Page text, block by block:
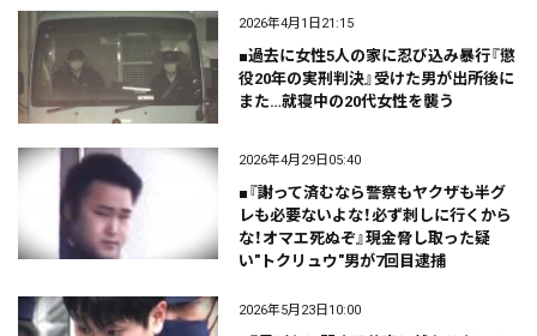
2026年4月1日21:15
■過去に女性5人の家に忍び込み暴行『懲
役20年の実刑判決』受けた男が出所後に
また…就寝中の20代女性を襲う
2026年4月29日05:40
■『謝って済むなら警察もヤクザも半グ
レも必要ないよな！必ず刺しに行くから
な！オマエ死ぬぞ』現金脅し取った疑
い"トクリュウ"男が7回目逮捕
2026年5月23日10:00